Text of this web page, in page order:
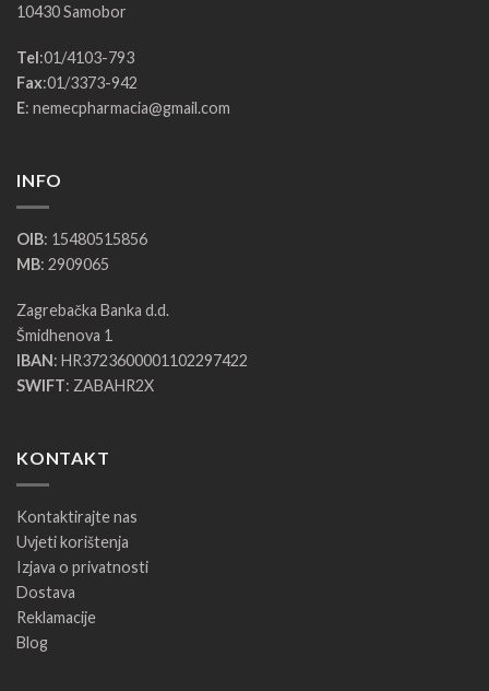
10430 Samobor
Tel:01/4103-793
Fax:01/3373-942
E: nemecpharmacia@gmail.com
INFO
OIB: 15480515856
MB: 2909065
Zagrebačka Banka d.d.
Šmidhenova 1
IBAN: HR3723600001102297422
SWIFT: ZABAHR2X
KONTAKT
Kontaktirajte nas
Uvjeti korištenja
Izjava o privatnosti
Dostava
Reklamacije
Blog